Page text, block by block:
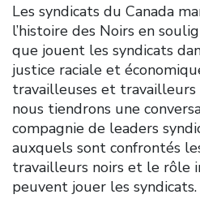
Les syndicats du Canada
l’histoire des Noirs en
que jouent les syndicats
justice raciale et
travailleuses et travailleurs
nous tiendrons une
compagnie de leaders
auxquels sont confrontés
travailleurs noirs et le rôle
peuvent jouer les syndicats.